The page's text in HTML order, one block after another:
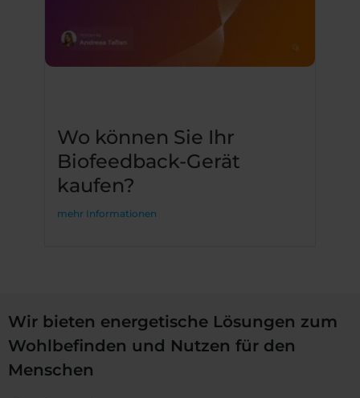
Wo können Sie Ihr
Biofeedback-Gerät
kaufen?
mehr Informationen
Wir bieten energetische Lösungen zum
Wohlbefinden und Nutzen für den
Menschen